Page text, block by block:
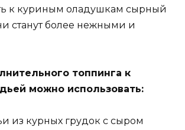
к куриным оладушкам сырный
станут более нежными и
топпинга к
можно использовать:
из курных грудок с сыром